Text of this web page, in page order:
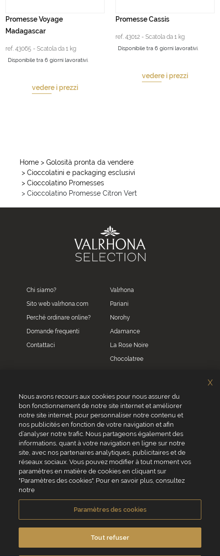
Promesse Voyage
Madagascar
ref. 43065 - Scatola da 1 kg
Disponibile tra 6 giorni lavorativi.
vedere i prezzi
Promesse Cassis
ref. 43012 - Scatola da 1 kg
Disponibile tra 6 giorni lavorativi.
vedere i prezzi
Home > Golosità pronta da vendere
> Cioccolatini e packaging esclusivi
> Cioccolatino Promesses
> Cioccolatino Promesse Citron Vert
Chi siamo?
Sito web valrhona.com
Perché ordinare online?
Domande frequenti
Contattaci
Valrhona
Pariani
Norohy
Adamance
La Rose Noire
Chocolatree
Servizio clienti
0039 02 82 94 01 46
Da lunedì a venerdì dalle 8.30 alle 17.30
VALRHONA SAS - 12 Avenue PRESIDENT ROOSEVELT 26600 TAIN
Condizioni generali di vendita Informativa Cookies
Informativa sulla privacy Informazioni legali
Nous avons recours aux cookies pour nous assurer du
bon fonctionnement de notre site internet et améliorer
notre site internet, pour personnaliser notre contenu et
nos publicités en fonction de votre navigation et afin
d’analyser notre trafic. Nous partageons également des
informations, quant à votre navigation en ligne sur notre
site, avec nos partenaires analytiques, publicitaires et de
réseaux sociaux. Vous pouvez modifier à tout moment vos
paramètres en matière de cookies en cliquant sur
"Paramètres des cookies". Pour en savoir plus, consultez
notre
Paramètres des cookies
Tout refuser
X